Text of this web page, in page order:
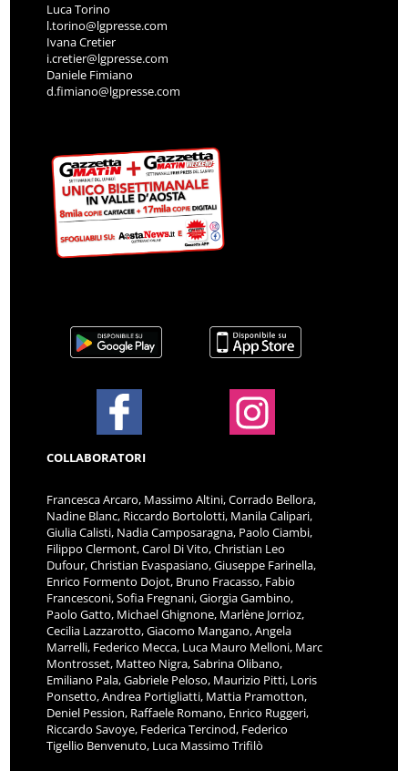
Luca Torino
l.torino@lgpresse.com
Ivana Cretier
i.cretier@lgpresse.com
Daniele Fimiano
d.fimiano@lgpresse.com
COLLABORATORI
Francesca Arcaro, Massimo Altini, Corrado Bellora,
Nadine Blanc, Riccardo Bortolotti, Manila Calipari,
Giulia Calisti, Nadia Camposaragna, Paolo Ciambi,
Filippo Clermont, Carol Di Vito, Christian Leo
Dufour, Christian Evaspasiano, Giuseppe Farinella,
Enrico Formento Dojot, Bruno Fracasso, Fabio
Francesconi, Sofia Fregnani, Giorgia Gambino,
Paolo Gatto, Michael Ghignone, Marlène Jorrioz,
Cecilia Lazzarotto, Giacomo Mangano, Angela
Marrelli, Federico Mecca, Luca Mauro Melloni, Marc
Montrosset, Matteo Nigra, Sabrina Olibano,
Emiliano Pala, Gabriele Peloso, Maurizio Pitti, Loris
Ponsetto, Andrea Portigliatti, Mattia Pramotton,
Deniel Pession, Raffaele Romano, Enrico Ruggeri,
Riccardo Savoye, Federica Tercinod, Federico
Tigellio Benvenuto, Luca Massimo Trifilò